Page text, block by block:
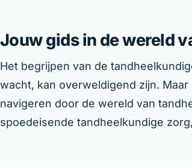
Jouw gids in de wereld
Het begrijpen van de
wacht, kan overweldigend zijn.
navigeren door de wereld van
spoedeisende tandheelkundige